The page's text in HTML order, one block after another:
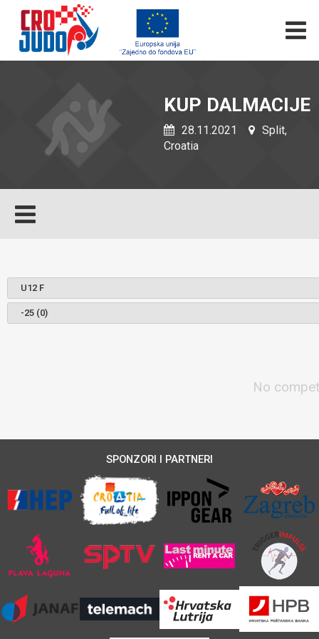
KUP DALMACIJE
28.11.2021
Split,
Croatia
No
SPONZORI I PARTNERI